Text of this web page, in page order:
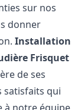
sur nos
donner
Installation
Frisquet
de ses
satisfaits qui